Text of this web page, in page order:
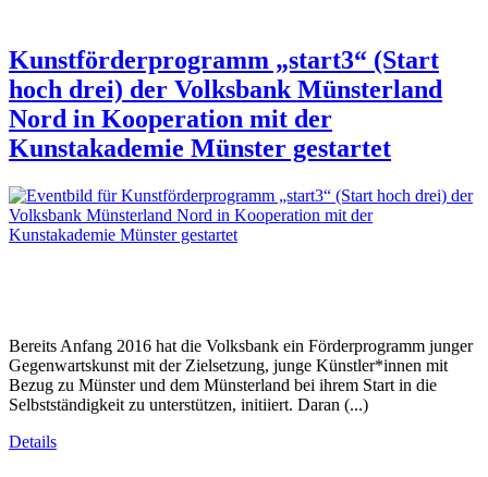
Kunstförderprogramm „start3“ (Start
hoch drei) der Volksbank Münsterland
Nord in Kooperation mit der
Kunstakademie Münster gestartet
Bereits Anfang 2016 hat die Volksbank ein Förderprogramm junger
Gegenwartskunst mit der Zielsetzung, junge Künstler*innen mit
Bezug zu Münster und dem Münsterland bei ihrem Start in die
Selbstständigkeit zu unterstützen, initiiert. Daran (...)
Details